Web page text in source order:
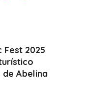
Fest 2025
Abelina